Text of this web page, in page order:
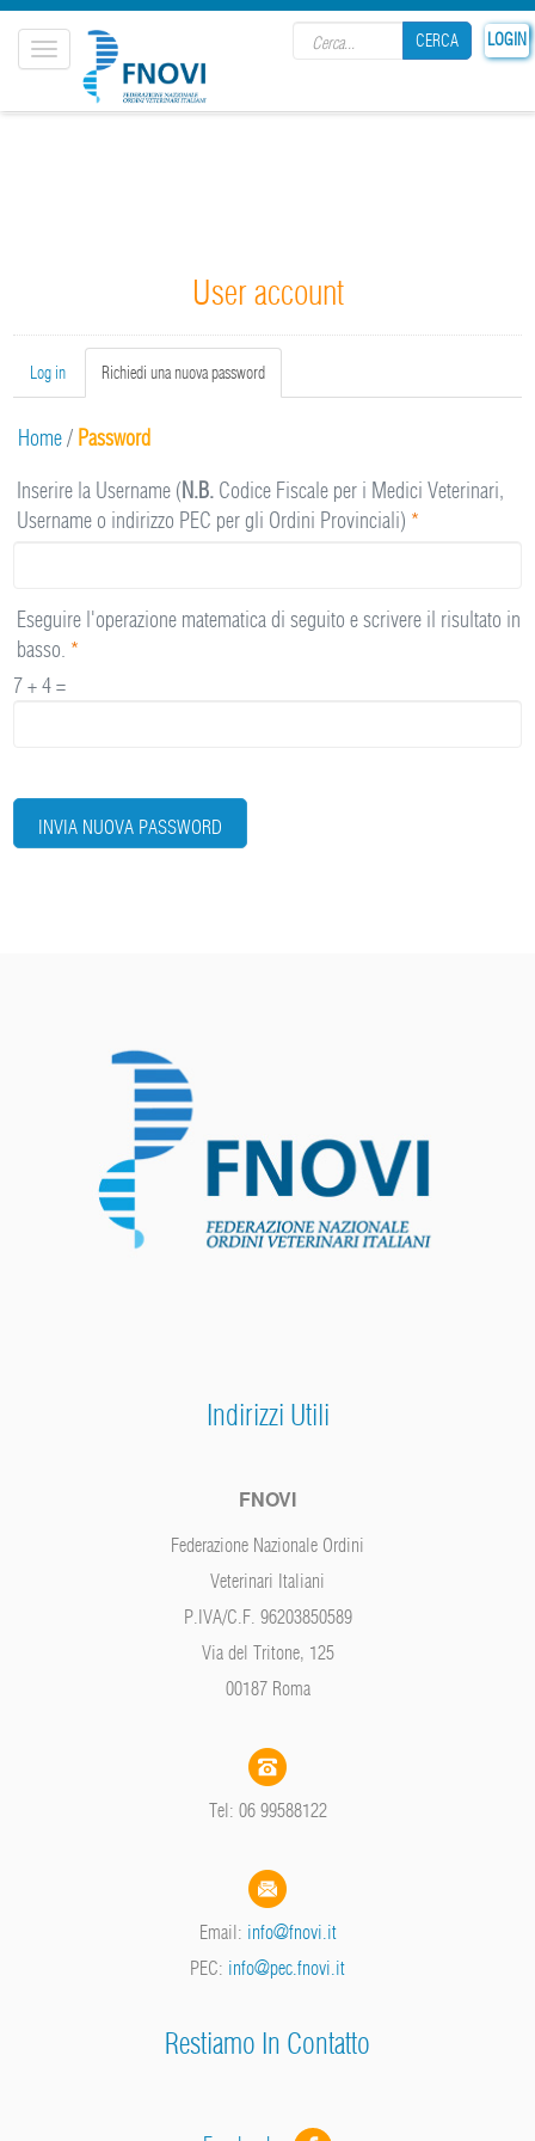
LOGIN
CERCA
Toggle
navigation
User account
Primary tabs
Log in Richiedi una nuova password
tab)
Home/ Password
Inserire la Username (N.B. Codice Fiscale per i Medici Veterinari,
Username o indirizzo PEC per gli Ordini Provinciali) *
Eseguire l'operazione matematica di seguito e scrivere il risultato in
basso. *
7 + 4 =
INVIA NUOVA PASSWORD
Indirizzi Utili
FNOVI
Federazione Nazionale Ordini
Veterinari Italiani
P.IVA/C.F. 96203850589
Via del Tritone, 125
00187 Roma
Tel: 06 99588122
Email: info@fnovi.it
PEC: info@pec.fnovi.it
Restiamo In Contatto